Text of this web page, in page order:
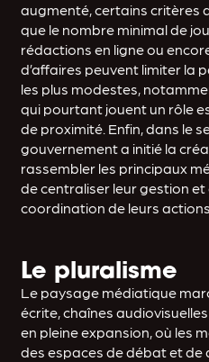
augmenté, certains critères
que le nombre minimal de
rédactions en ligne ou
d’affaires peuvent limiter la
les plus modestes,
qui pourtant jouent un rôle
de proximité. Enfin, dans le
gouvernement a initié la
rassembler les principaux
de centraliser leur gestion
coordination de leurs
Le pluralisme
Le paysage médiatique
écrite, chaînes
en pleine expansion, où les
des espaces de débat et de